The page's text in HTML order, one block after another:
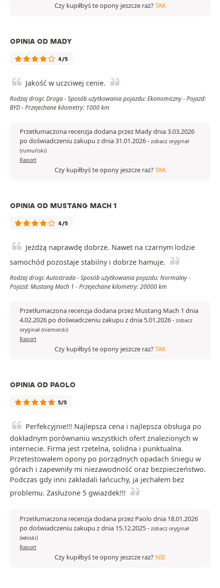
Czy kupiłbyś te opony jeszcze raz?TAK
OPINIA OD MADY
4/5
Jakość w uczciwej cenie.
Rodzaj drogi: Droga - Sposób użytkowania pojazdu: Ekonomiczny - Pojazd:
BYD - Przejechane kilometry: 1000 km
Przetłumaczona recenzja dodana przez Mady dnia 3.03.2026
po doświadczeniu zakupu z dnia 31.01.2026- zobacz oryginał
(rumuński)
Raport
Czy kupiłbyś te opony jeszcze raz?TAK
OPINIA OD MUSTANG MACH 1
4/5
Jeżdżą naprawdę dobrze. Nawet na czarnym lodzie
samochód pozostaje stabilny i dobrze hamuje.
Rodzaj drogi: Autostrada - Sposób użytkowania pojazdu: Normalny -
Pojazd: Mustang Mach 1 - Przejechane kilometry: 20000 km
Przetłumaczona recenzja dodana przez Mustang Mach 1 dnia
4.02.2026 po doświadczeniu zakupu z dnia 5.01.2026- zobacz
oryginał (niemiecki)
Raport
Czy kupiłbyś te opony jeszcze raz?TAK
OPINIA OD PAOLO
5/5
Perfekcyjnie!!! Najlepsza cena i najlepsza obsługa po
dokładnym porównaniu wszystkich ofert znalezionych w
internecie. Firma jest rzetelna, solidna i punktualna.
Przetestowałem opony po porządnych opadach śniegu w
górach i zapewniły mi niezawodność oraz bezpieczeństwo.
Podczas gdy inni zakładali łańcuchy, ja jechałem bez
problemu. Zasłużone 5 gwiazdek!!!
Przetłumaczona recenzja dodana przez Paolo dnia 18.01.2026
po doświadczeniu zakupu z dnia 15.12.2025- zobacz oryginał
(włoski)
Raport
Czy kupiłbyś te opony jeszcze raz? NIE